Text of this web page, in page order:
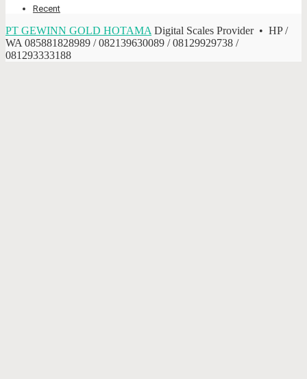
Recent
PT GEWINN GOLD HOTAMADigital Scales Provider • HP /
WA 085881828989 / 082139630089 / 08129929738 /
081293333188